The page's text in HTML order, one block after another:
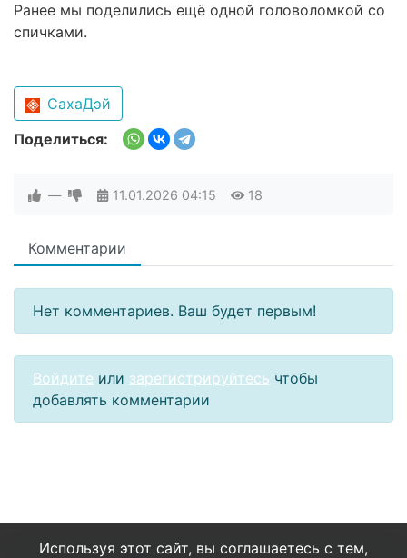
Ранее мы поделились ещё одной головоломкой со
спичками.
СахаДэй
Поделиться:
— 11.01.2026 04:15 18
Комментарии
Нет комментариев. Ваш будет первым!
Войдите или зарегистрируйтесь чтобы
добавлять комментарии
Используя этот сайт, вы соглашаетесь с тем,